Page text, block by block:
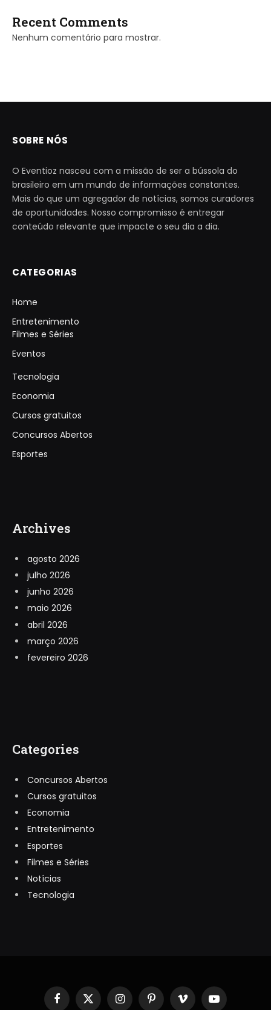
Recent Comments
Nenhum comentário para mostrar.
SOBRE NÓS
O Eventioz nasceu com a missão de ser a bússola do
brasileiro em um mundo de informações constantes.
Mais do que um agregador de notícias, somos curadores
de oportunidades. Nosso compromisso é entregar
conteúdo relevante que impacte o seu dia a dia.
CATEGORIAS
Home
Entretenimento
Filmes e Séries
Eventos
Tecnologia
Economia
Cursos gratuitos
Concursos Abertos
Esportes
Archives
agosto 2026
julho 2026
junho 2026
maio 2026
abril 2026
março 2026
fevereiro 2026
Categories
Concursos Abertos
Cursos gratuitos
Economia
Entretenimento
Esportes
Filmes e Séries
Notícias
Tecnologia
Facebook
X
InstagramPinterestVimeo YouTube